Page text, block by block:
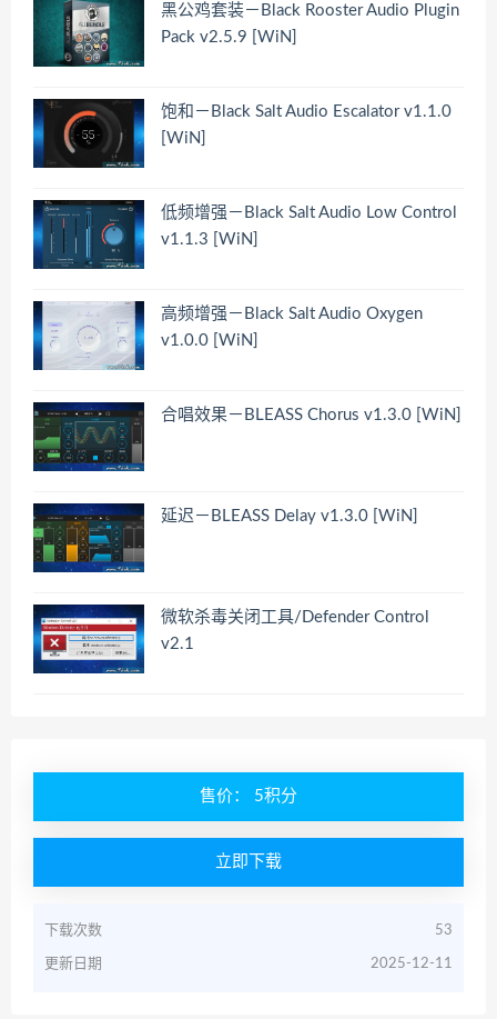
黑公鸡套装－Black Rooster Audio Plugin
Pack v2.5.9 [WiN]
饱和－Black Salt Audio Escalator v1.1.0
[WiN]
低频增强－Black Salt Audio Low Control
v1.1.3 [WiN]
高频增强－Black Salt Audio Oxygen
v1.0.0 [WiN]
合唱效果－BLEASS Chorus v1.3.0 [WiN]
延迟－BLEASS Delay v1.3.0 [WiN]
微软杀毒关闭工具/Defender Control
v2.1
售价： 5积分
立即下载
下载次数 53
更新日期 2025-12-11